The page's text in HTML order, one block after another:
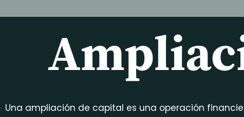
Una ampliación de capital es una operación